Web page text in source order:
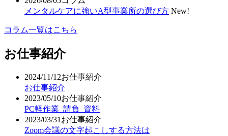
メンタルケアに強いA型事業所の選び方 New!
コラム一覧はこちら
お仕事紹介
2024/11/12お仕事紹介
お仕事紹介
2023/05/10お仕事紹介
PC軽作業_請負_資料
2023/03/31 お仕事紹介
Zoom会議の文字起こしする方法は